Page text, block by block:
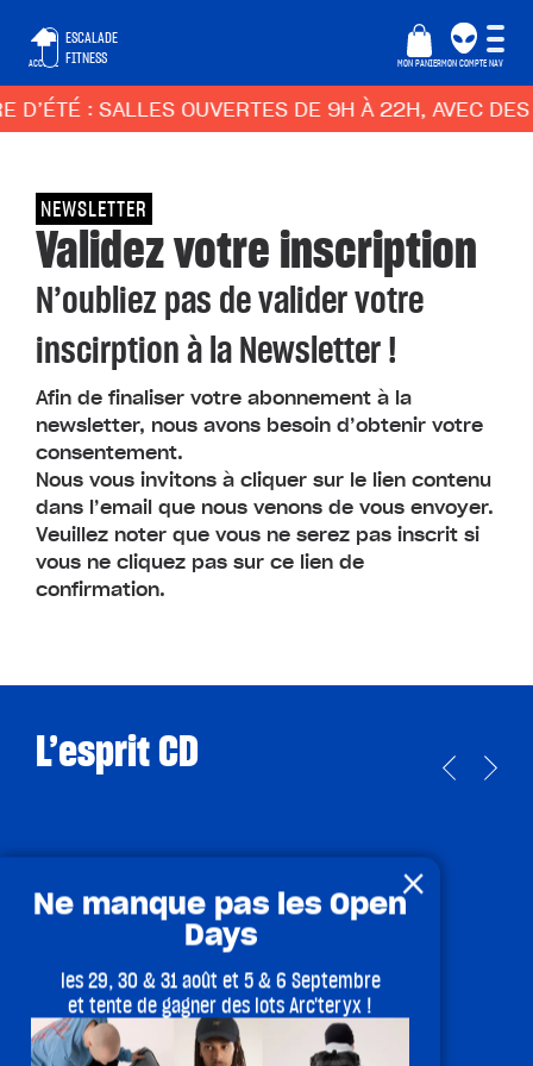
ACCUEIL
ESCALADE
FITNESS
MON PANIERMON COMPTE NAV
: SALLES OUVERTES DE 9H À 22H, AVEC DES
NEWSLETTER
Validez votre inscription
N’oubliez pas de valider votre
inscirption à la Newsletter !
Afin de finaliser votre abonnement à la
newsletter, nous avons besoin d’obtenir votre
consentement.
Nous vous invitons à cliquer sur le lien contenu
dans l’email que nous venons de vous envoyer.
Veuillez noter que vous ne serez pas inscrit si
vous ne cliquez pas sur ce lien de
confirmation.
L’esprit CD
×
Ne manque pas les Open
Days
les 29, 30 & 31 août et 5 & 6 Septembre
et tente de gagner des lots Arc'teryx !